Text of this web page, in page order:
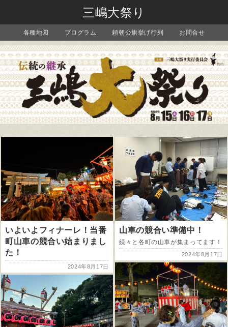
三嶋大祭り
各種地図 プログラム 頼朝公旗挙げ行列 お問合せ
いよいよフィナーレ！当番
町山車の競合い始まりまし
た！
2024年8月17日
山車の競合い準備中！
続々と各町の山車が集まってます！
2024年8月17日